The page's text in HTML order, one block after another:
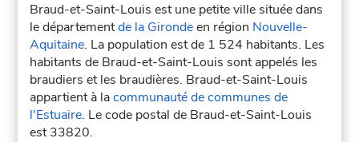
Braud-et-Saint-Louis est une petite ville située dans
le départementde la Girondeen région Nouvelle-
Aquitaine. La population est de 1 524 habitants. Les
habitants de Braud-et-Saint-Louis sont appelés les
braudiers et les braudières. Braud-et-Saint-Louis
appartient à lacommunauté de communes de
l'Estuaire. Le code postal de Braud-et-Saint-Louis
est 33820.